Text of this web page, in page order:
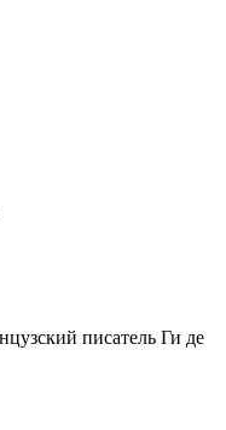
писатель Ги де